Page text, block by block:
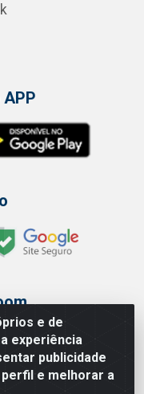
e de
experiência
publicidade
e melhorar a
Paulo/SP